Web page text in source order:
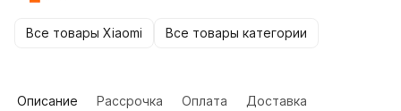
Все товары Xiaomi Все товары категории
Описание Рассрочка Оплата Доставка